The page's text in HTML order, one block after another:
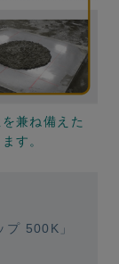
兼ね備えた
す。
プ 500K」